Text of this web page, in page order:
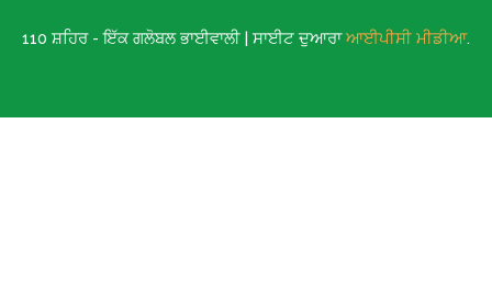
110 ਸ਼ਹਿਰ - ਇੱਕ ਗਲੋਬਲ ਭਾਈਵਾਲੀ | ਸਾਈਟ ਦੁਆਰਾਆਈਪੀਸੀ ਮੀਡੀਆ.